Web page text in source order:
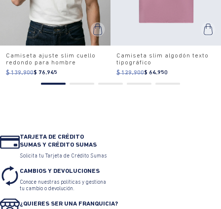
Camiseta ajuste slim cuello
redondo para hombre
$ 139.900$ 76.945
Camiseta slim algodón texto
tipográfico
$ 129.900$ 64.950
TARJETA DE CRÉDITO
SUMAS Y CRÉDITO SUMAS
Solicita tu Tarjeta de Crédito Sumas
CAMBIOS Y DEVOLUCIONES
Conoce nuestras políticas y gestiona
tu cambio o devolución.
¿QUIERES SER UNA FRANQUICIA?